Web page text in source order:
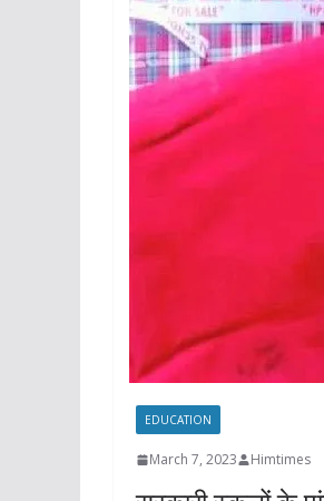
EDUCATION
March 7, 2023 Himtimes